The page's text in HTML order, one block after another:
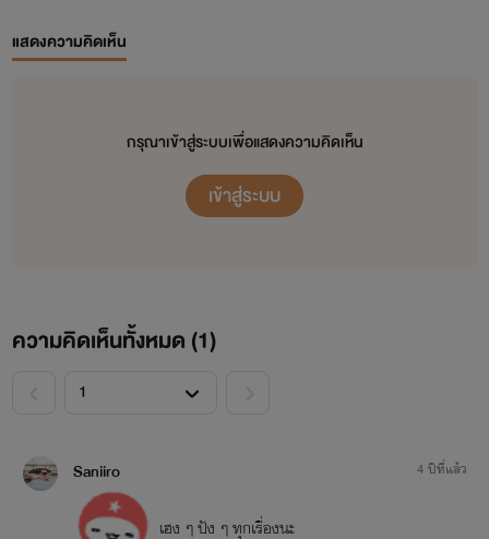
แสดงความคิดเห็น
กรุณาเข้าสู่ระบบเพื่อแสดงความคิดเห็น
เข้าสู่ระบบ
ความคิดเห็นทั้งหมด (1)
Saniiro
เฮง ๆ ปัง ๆ ทุกเรื่องนะ
4 ปีที่แล้ว